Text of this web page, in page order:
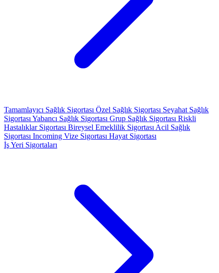
Tamamlayıcı Sağlık Sigortası Özel Sağlık Sigortası Seyahat Sağlık
Sigortası Yabancı Sağlık Sigortası Grup Sağlık Sigortası Riskli
Hastalıklar Sigortası Bireysel Emeklilik Sigortası Acil Sağlık
Sigortası Incoming Vize Sigortası Hayat Sigortası
İş Yeri Sigortaları